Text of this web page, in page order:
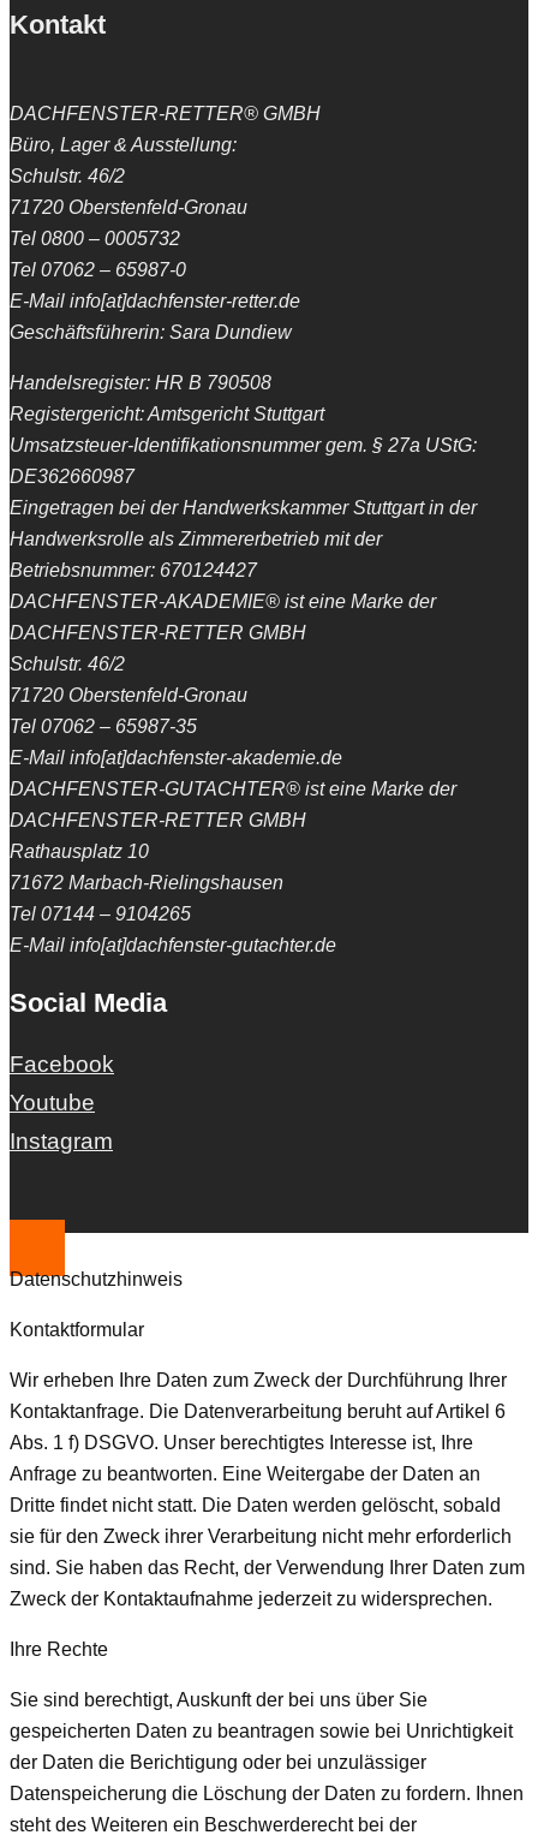
Kontakt
DACHFENSTER-RETTER® GMBH
Büro, Lager & Ausstellung:
Schulstr. 46/2
71720 Oberstenfeld-Gronau
Tel 0800 – 0005732
Tel 07062 – 65987-0
E-Mail info[at]dachfenster-retter.de
Geschäftsführerin: Sara Dundiew
Handelsregister: HR B 790508
Registergericht: Amtsgericht Stuttgart
Umsatzsteuer-Identifikationsnummer gem. § 27a UStG:
DE362660987
Eingetragen bei der Handwerkskammer Stuttgart in der
Handwerksrolle als Zimmererbetrieb mit der
Betriebsnummer: 670124427
DACHFENSTER-AKADEMIE® ist eine Marke der
DACHFENSTER-RETTER GMBH
Schulstr. 46/2
71720 Oberstenfeld-Gronau
Tel 07062 – 65987-35
E-Mail info[at]dachfenster-akademie.de
DACHFENSTER-GUTACHTER® ist eine Marke der
DACHFENSTER-RETTER GMBH
Rathausplatz 10
71672 Marbach-Rielingshausen
Tel 07144 – 9104265
E-Mail info[at]dachfenster-gutachter.de
Social Media
Facebook
Youtube
Instagram
Datenschutzhinweis
Kontaktformular
Wir erheben Ihre Daten zum Zweck der Durchführung Ihrer
Kontaktanfrage. Die Datenverarbeitung beruht auf Artikel 6
Abs. 1 f) DSGVO. Unser berechtigtes Interesse ist, Ihre
Anfrage zu beantworten. Eine Weitergabe der Daten an
Dritte findet nicht statt. Die Daten werden gelöscht, sobald
sie für den Zweck ihrer Verarbeitung nicht mehr erforderlich
sind. Sie haben das Recht, der Verwendung Ihrer Daten zum
Zweck der Kontaktaufnahme jederzeit zu widersprechen.
Ihre Rechte
Sie sind berechtigt, Auskunft der bei uns über Sie
gespeicherten Daten zu beantragen sowie bei Unrichtigkeit
der Daten die Berichtigung oder bei unzulässiger
Datenspeicherung die Löschung der Daten zu fordern. Ihnen
steht des Weiteren ein Beschwerderecht bei der